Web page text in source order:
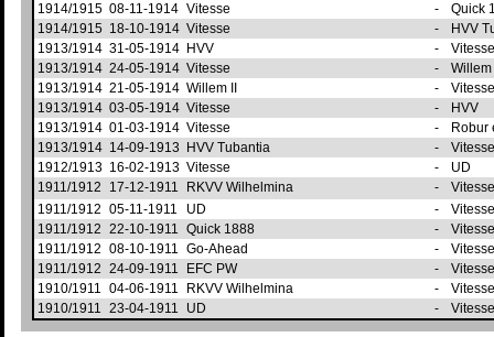
1914/1915 08-11-1914 Vitesse -
Quick
1914/1915 18-10-1914 Vitesse -
HVV
1913/1914 31-05-1914 HVV -
1913/1914 24-05-1914 Vitesse -
1913/1914 21-05-1914 Willem II -
1913/1914 03-05-1914 Vitesse -
HVV
1913/1914 01-03-1914 Vitesse -
Robur
1913/1914 14-09-1913 HVV Tubantia -
1912/1913 16-02-1913 Vitesse -
UD
1911/1912
17-12-1911 RKVV Wilhelmina -
1911/1912 05-11-1911 UD -
1911/1912 22-10-1911 Quick 1888 -
1911/1912 08-10-1911 Go-Ahead -
1911/1912 24-09-1911 EFC PW -
1910/1911 04-06-1911 RKVV Wilhelmina -
1910/1911 23-04-1911 UD -